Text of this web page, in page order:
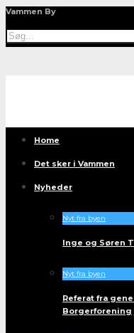
Vammen By
Home
Det sker i Vammen
Nyheder
Nyt fra byen
Inge og Søren
Nyt fra byen
Referat fra
Borgerforening